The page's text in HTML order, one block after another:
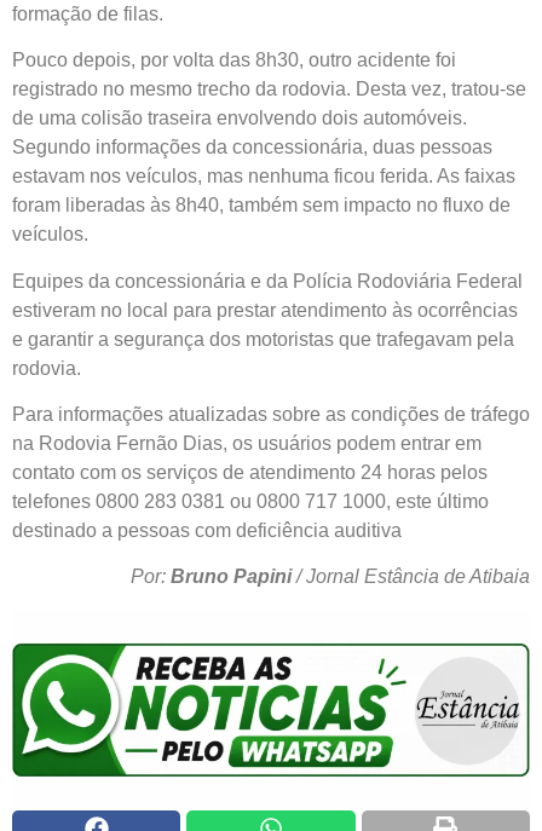
formação de filas.
Pouco depois, por volta das 8h30, outro acidente foi
registrado no mesmo trecho da rodovia. Desta vez, tratou-se
de uma colisão traseira envolvendo dois automóveis.
Segundo informações da concessionária, duas pessoas
estavam nos veículos, mas nenhuma ficou ferida. As faixas
foram liberadas às 8h40, também sem impacto no fluxo de
veículos.
Equipes da concessionária e da Polícia Rodoviária Federal
estiveram no local para prestar atendimento às ocorrências
e garantir a segurança dos motoristas que trafegavam pela
rodovia.
Para informações atualizadas sobre as condições de tráfego
na Rodovia Fernão Dias, os usuários podem entrar em
contato com os serviços de atendimento 24 horas pelos
telefones 0800 283 0381 ou 0800 717 1000, este último
destinado a pessoas com deficiência auditiva
Por: Bruno Papini/ Jornal Estância de Atibaia